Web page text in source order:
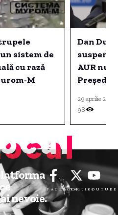
sistem de
cu rază
M
Dan
AUR nu
29 aprilie 2026
98
nevoie.
FACEBOOKTwitterYOUTUBE